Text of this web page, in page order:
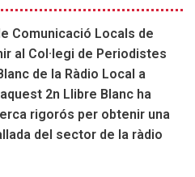
Comunicació Locals de
al Col·legi de Periodistes
de la Ràdio Local a
2n Llibre Blanc ha
rigorós per obtenir una
del sector de la ràdio